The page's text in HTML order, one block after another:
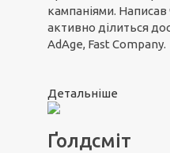
кампаніями.
активно ділиться
AdAge, Fast Company.
Детальніше
Ґолдсміт